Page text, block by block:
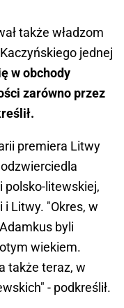
także władzom
jednej
w obchody
zarówno przez
premiera Litwy
polsko-litewskiej,
Litwy. "Okres, w
byli
wiekiem.
także teraz, w
- podkreślił.